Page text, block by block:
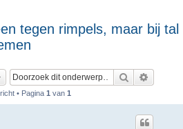
tegen rimpels, maar bij tal
Zoek
• Pagina 1 van 1